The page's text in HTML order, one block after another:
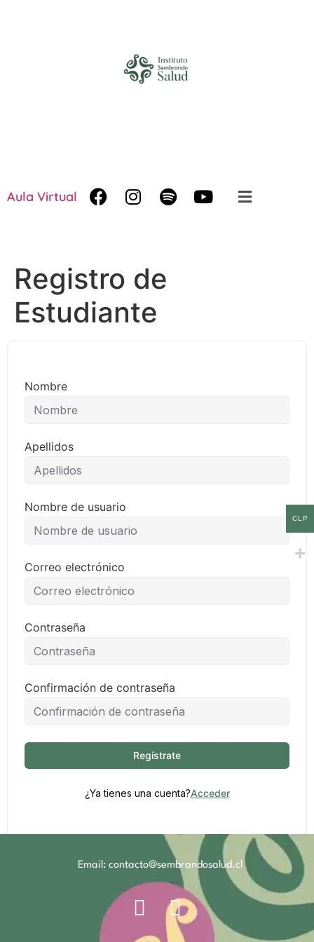
Aula Virtual
Registro de
Estudiante
Nombre
Apellidos
Nombre de usuario
Correo electrónico
Contraseña
Confirmación de contraseña
Regístrate
¿Ya tienes una cuenta?Acceder
Email: contacto@sembrandosalud.cl
CLP